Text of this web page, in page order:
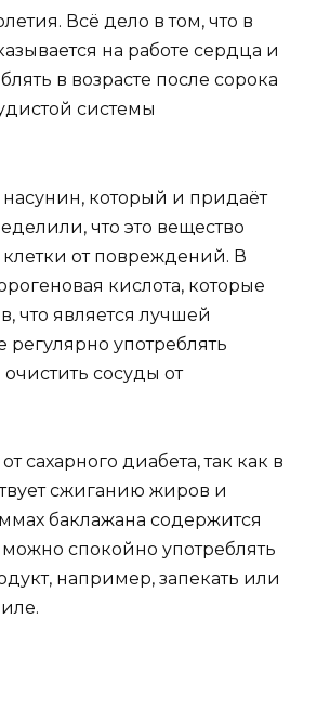
Всё дело в том, что в
на работе сердца и
в возрасте после сорока
системы
который и придаёт
что это вещество
от повреждений. В
кислота, которые
что является лучшей
употреблять
сосуды от
сахарного диабета, так как в
сжиганию жиров и
баклажана содержится
спокойно употреблять
например, запекать или